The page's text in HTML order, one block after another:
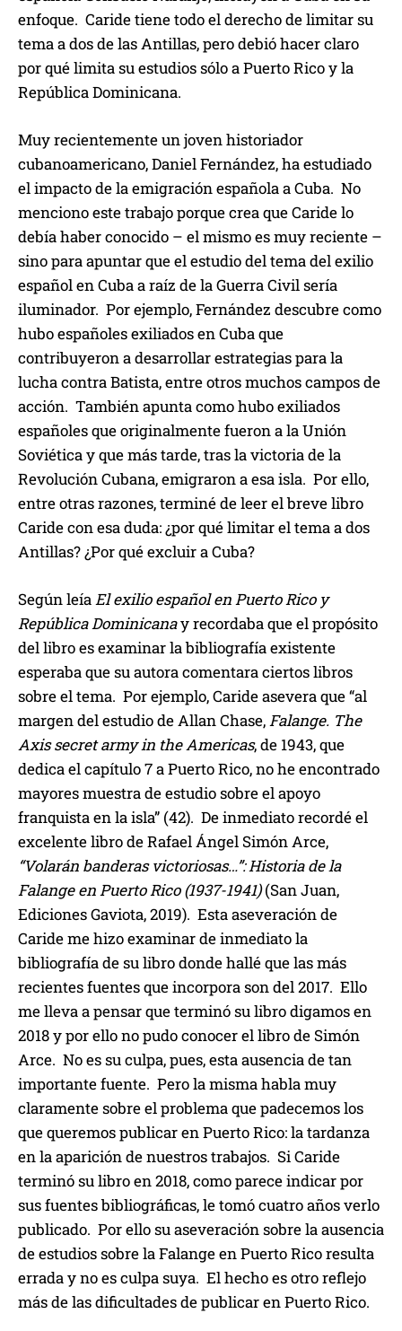
enfoque. Caride tiene todo el derecho de limitar su
tema a dos de las Antillas, pero debió hacer claro
por qué limita su estudios sólo a Puerto Rico y la
República Dominicana.
Muy recientemente un joven historiador
cubanoamericano, Daniel Fernández, ha estudiado
el impacto de la emigración española a Cuba. No
menciono este trabajo porque crea que Caride lo
debía haber conocido – el mismo es muy reciente –
sino para apuntar que el estudio del tema del exilio
español en Cuba a raíz de la Guerra Civil sería
iluminador. Por ejemplo, Fernández descubre como
hubo españoles exiliados en Cuba que
contribuyeron a desarrollar estrategias para la
lucha contra Batista, entre otros muchos campos de
acción. También apunta como hubo exiliados
españoles que originalmente fueron a la Unión
Soviética y que más tarde, tras la victoria de la
Revolución Cubana, emigraron a esa isla. Por ello,
entre otras razones, terminé de leer el breve libro
Caride con esa duda: ¿por qué limitar el tema a dos
Antillas? ¿Por qué excluir a Cuba?
Según leíaEl exilio español en Puerto Rico y
República Dominicanay recordaba que el propósito
del libro es examinar la bibliografía existente
esperaba que su autora comentara ciertos libros
sobre el tema. Por ejemplo, Caride asevera que “al
margen del estudio de Allan Chase,Falange. The
Axis secret army in the Americas, de 1943, que
dedica el capítulo 7 a Puerto Rico, no he encontrado
mayores muestra de estudio sobre el apoyo
franquista en la isla” (42). De inmediato recordé el
excelente libro de Rafael Ángel Simón Arce,
“Volarán banderas victoriosas…”: Historia de la
Falange en Puerto Rico (1937-1941)(San Juan,
Ediciones Gaviota, 2019). Esta aseveración de
Caride me hizo examinar de inmediato la
bibliografía de su libro donde hallé que las más
recientes fuentes que incorpora son del 2017. Ello
me lleva a pensar que terminó su libro digamos en
2018 y por ello no pudo conocer el libro de Simón
Arce. No es su culpa, pues, esta ausencia de tan
importante fuente. Pero la misma habla muy
claramente sobre el problema que padecemos los
que queremos publicar en Puerto Rico: la tardanza
en la aparición de nuestros trabajos. Si Caride
terminó su libro en 2018, como parece indicar por
sus fuentes bibliográficas, le tomó cuatro años verlo
publicado. Por ello su aseveración sobre la ausencia
de estudios sobre la Falange en Puerto Rico resulta
errada y no es culpa suya. El hecho es otro reflejo
más de las dificultades de publicar en Puerto Rico.